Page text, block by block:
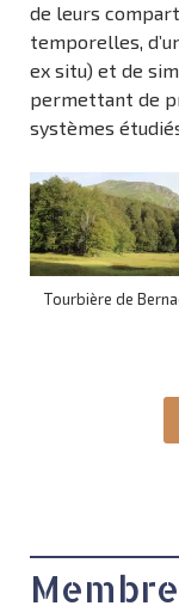
de leurs
temporelles,
ex situ) et de
permettant de
systèmes
Tourbière de